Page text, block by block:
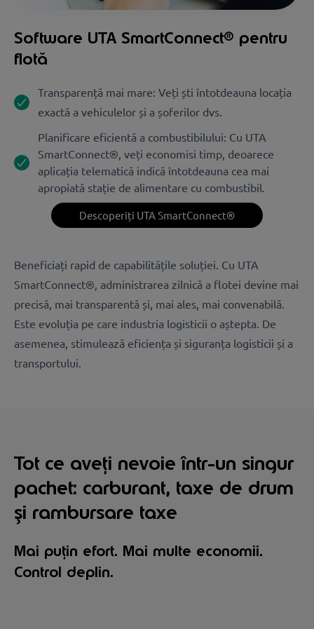
Software UTA SmartConnect® pentru
flotă
Transparență mai mare: Veți ști întotdeauna locația
exactă a vehiculelor și a șoferilor dvs.
Planificare eficientă a combustibilului: Cu UTA
SmartConnect®, veți economisi timp, deoarece
aplicația telematică indică întotdeauna cea mai
apropiată stație de alimentare cu combustibil.
Descoperiți UTA SmartConnect®
Beneficiați rapid de capabilitățile soluției. Cu UTA
SmartConnect®, administrarea zilnică a flotei devine mai
precisă, mai transparentă și, mai ales, mai convenabilă.
Este evoluția pe care industria logisticii o aștepta. De
asemenea, stimulează eficiența și siguranța logisticii și a
transportului.
Tot ce aveți nevoie într-un singur
pachet: carburant, taxe de drum
și rambursare taxe
Mai puțin efort. Mai multe economii.
Control deplin.